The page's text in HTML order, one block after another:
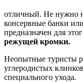
отличный. Не нужно
консервные банки
предназначен для
режущей кромки.
Неопытные туристы
углеродистых
специального ухода.